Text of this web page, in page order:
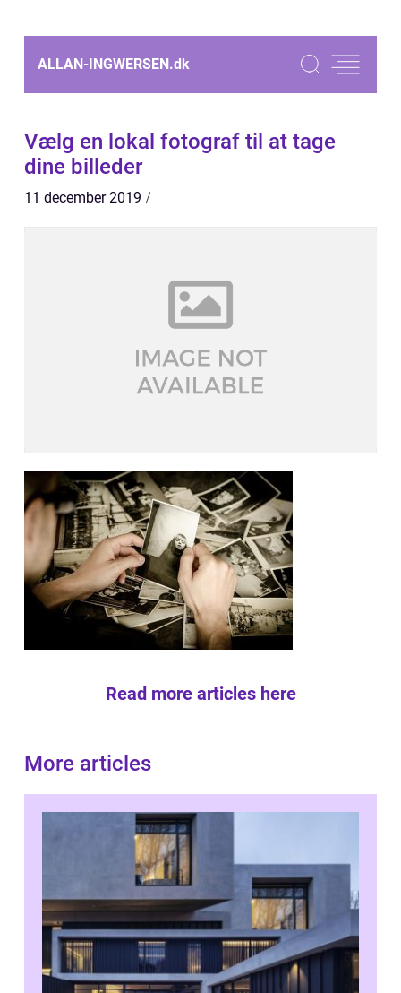
ALLAN-INGWERSEN.dk
Vælg en lokal fotograf til at tage
dine billeder
11 december 2019
Read more articles here
More articles